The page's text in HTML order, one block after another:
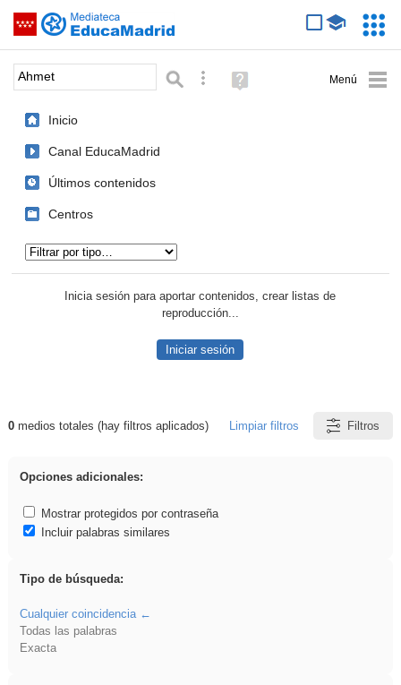
Saltar navegación
Palabra o frase: Búsqueda avanzada
Ayuda
(en
Inicio
Canal EducaMadrid
Últimos contenidos
Centros
Inicia sesión para aportar contenidos, crear listas de
reproducción...
Iniciar sesión
Resultados de: Ahmet
0medios totales (hay filtros aplicados) Limpiar filtros Filtros
Opciones adicionales:
Mostrar protegidos por contraseña
Incluir palabras similares
Tipo de búsqueda:
Cualquier coincidencia
Todas las palabras
Exacta